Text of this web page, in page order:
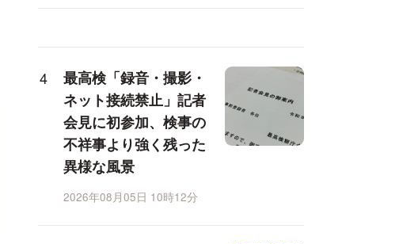
最高検「録音・撮影・
ネット接続禁止」記者
会見に初参加、検事の
不祥事より強く残った
異様な風景
2026年08月05日 10時12分